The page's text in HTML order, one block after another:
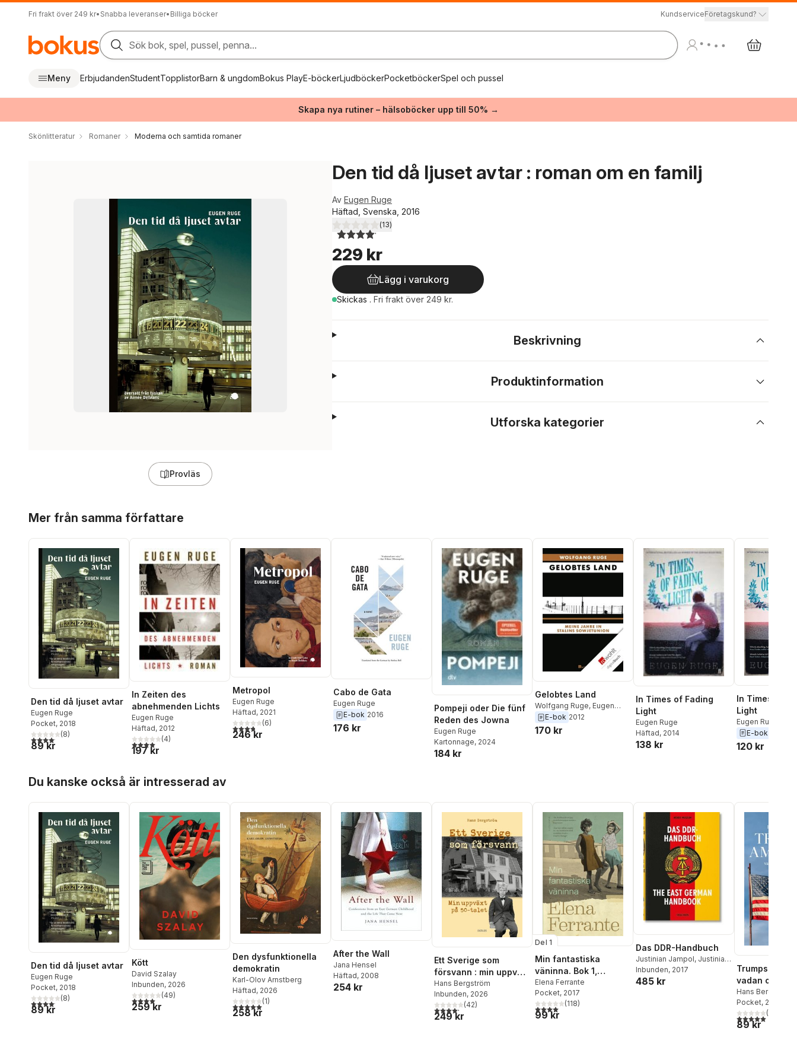
Fri frakt över 249 kr• Snabba leveranser• Billiga böcker KundserviceFöretagskund?
Sök bok, spel, pussel, penna...
Meny ErbjudandenStudentTopplistorBarn & ungdomBokus PlayE-böckerLjudböckerPocketböckerSpel och pussel
Skapa nya rutiner – hälsoböcker upp till 50% →
Skönlitteratur Romaner Moderna och samtida romaner
Provläs
Den tid då ljuset avtar : roman om en familj
Av Eugen Ruge
Häftad, Svenska, 2016
4,1utav 5 stjärnor. Totalt antal röster:
(13)
229 kr
Lägg i varukorg
Skickas . Fri frakt över 249 kr.
Beskrivning
Produktinformation
Utforska kategorier
Mer från samma författare
Den tid då ljuset avtar
Eugen Ruge
Pocket, 2018
4,1utav 5 stjärnor. Totalt antal röster:
(8)
89 kr
In Zeiten des
abnehmenden Lichts
Eugen Ruge
Häftad, 2012
4,0utav 5 stjärnor. Totalt antal röster:
(4)
197 kr
Metropol
Eugen Ruge
Häftad, 2021
3,8utav 5 stjärnor. Totalt antal röster:
(6)
246 kr
Cabo de Gata
Eugen Ruge
E-bok 2016
176 kr
Pompeji oder Die fünf
Reden des Jowna
Eugen Ruge
Kartonnage, 2024
184 kr
Gelobtes Land
Wolfgang Ruge, Eugen
RugeE-bok 2012
170 kr
In Times of Fading
Light
Eugen Ruge
Häftad, 2014
138 kr
In Times of
Light
Eugen Ruge
E-bok
120 kr
Du kanske också är intresserad av
Den tid då ljuset avtar
Eugen Ruge
Pocket, 2018
4,1utav 5 stjärnor. Totalt antal röster:
(8)
89 kr
Kött
David Szalay
Inbunden, 2026
4,0utav 5 stjärnor. Totalt antal röster:
(49)
259 kr
Den dysfunktionella
demokratin
Karl-Olov Arnstberg
Häftad, 2026
5,0utav 5 stjärnor. Totalt antal röster:
(1)
258 kr
After the Wall
Jana Hensel
Häftad, 2008
254 kr
Ett Sverige som
försvann : min uppväxt
på 50-talet
Hans Bergström
Inbunden, 2026
4,2utav 5 stjärnor. Totalt antal röster:
(42)
249 kr
Del 1
Min fantastiska
väninna. Bok 1,
Barndom och tonår
Elena Ferrante
Pocket, 2017
4,0utav 5 stjärnor. Totalt antal röster:
(118)
99 kr
Das DDR-Handbuch
Justinian Jampol, Justinian
Jampol
Inbunden, 2017
485 kr
Trumps
vadan och
Hans Bergström
Pocket, 2025
5,0utav 5(
89 kr